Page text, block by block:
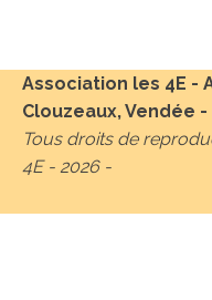
Association les 4E -
Clouzeaux, Vendée -
Tous droits de
4E - 2026-